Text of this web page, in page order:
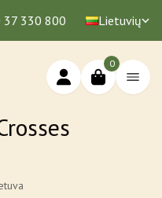
37 330 800 Lietuvių
0